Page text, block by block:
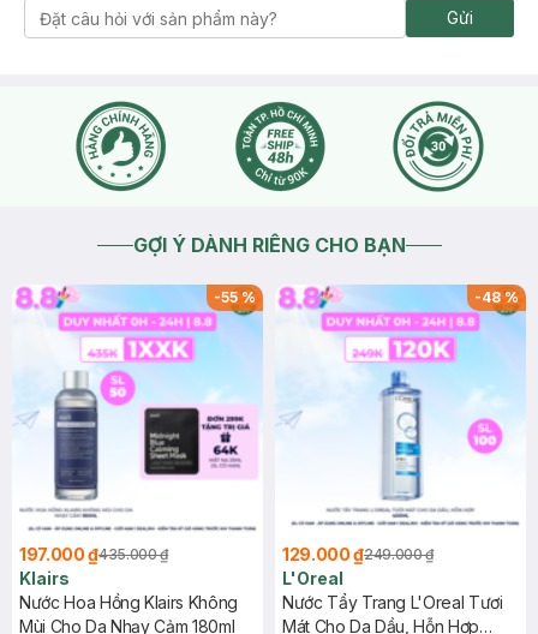
Gửi
GỢI Ý DÀNH RIÊNG CHO BẠN
-55%
197.000 ₫435.000 ₫
Klairs
Nước Hoa Hồng Klairs Không
Mùi Cho Da Nhạy Cảm 180ml
-48%
129.000 ₫249.000 ₫
L'Oreal
Nước Tẩy Trang L'Oreal Tươi
Mát Cho Da Dầu, Hỗn Hợp